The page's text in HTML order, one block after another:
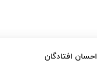
احسان افتادگان